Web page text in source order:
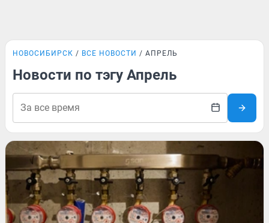
НОВОСИБИРСК ВСЕ НОВОСТИ АПРЕЛЬ
Новости по тэгу Апрель